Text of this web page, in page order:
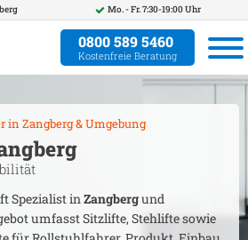
Mo. - Fr. 7:30-19:00 Uhr
0800 589 5460
Kostenfreie Beratung
in Zangberg& Umgebung
Spezialist inZangbergund
umfasst Sitzlifte, Stehlifte sowie